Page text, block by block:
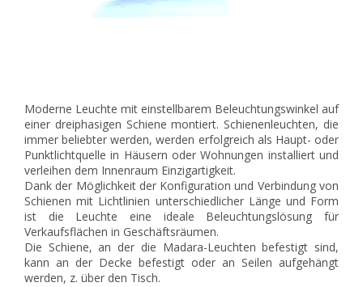
Moderne Leuchte mit einstellbarem Beleuchtungswinkel auf
einer dreiphasigen Schiene montiert. Schienenleuchten, die
immer beliebter werden, werden erfolgreich als Haupt- oder
Punktlichtquelle in Häusern oder Wohnungen installiert und
verleihen dem Innenraum Einzigartigkeit.
Dank der Möglichkeit der Konfiguration und Verbindung von
Schienen mit Lichtlinien unterschiedlicher Länge und Form
ist die Leuchte eine ideale Beleuchtungslösung für
Verkaufsflächen in Geschäftsräumen.
Die Schiene, an der die Madara-Leuchten befestigt sind,
kann an der Decke befestigt oder an Seilen aufgehängt
werden, z. über den Tisch.